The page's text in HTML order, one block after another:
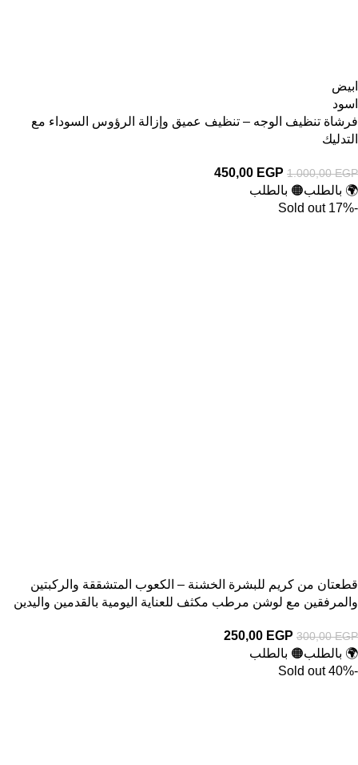
ابيض
اسود
فرشاة تنظيف الوجه – تنظيف عميق وإزالة الرؤوس السوداء مع
التدليك
1.000,00EGP
450,00 EGP
🌍 بالطلب🟠 بالطلب
-17%
Sold out
قطعتان من كريم للبشرة الخشنة – الكعوب المتشققة والركبتين
والمرفقين مع لوشن مرطب مكثف للعناية اليومية بالقدمين واليدين
300,00EGP
250,00 EGP
🌍 بالطلب🟠 بالطلب
-40%
Sold out